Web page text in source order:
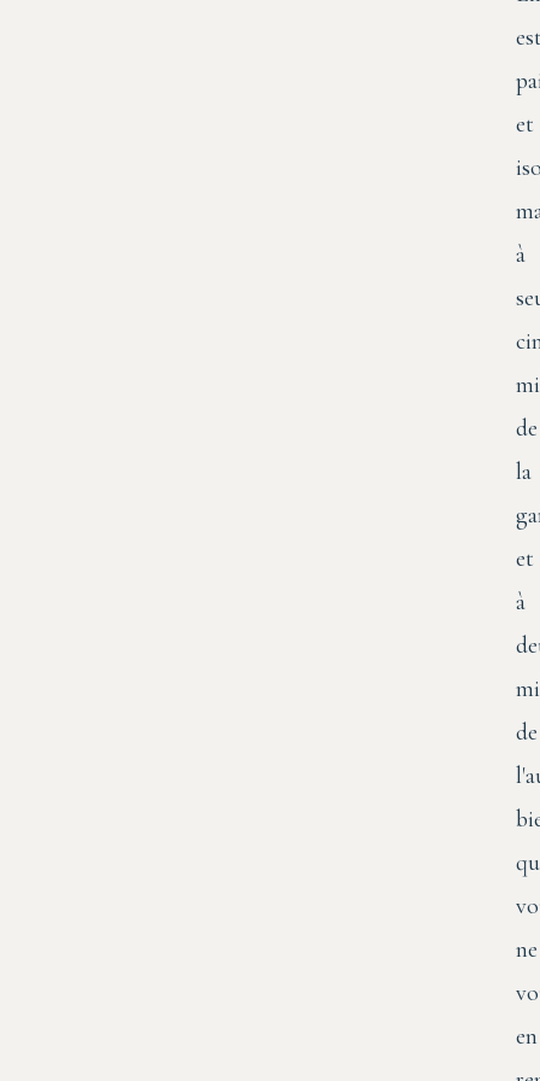
et
à
de
la
et
à
de
ne
en